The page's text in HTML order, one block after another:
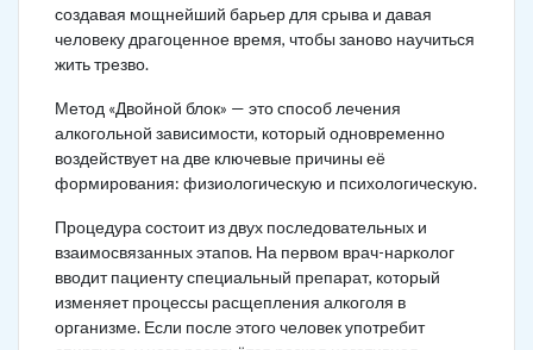
создавая мощнейший барьер для срыва и давая
человеку драгоценное время, чтобы заново научиться
жить трезво.
Метод «Двойной блок» — это способ лечения
алкогольной зависимости, который одновременно
воздействует на две ключевые причины её
формирования: физиологическую и психологическую.
Процедура состоит из двух последовательных и
взаимосвязанных этапов. На первом врач-нарколог
вводит пациенту специальный препарат, который
изменяет процессы расщепления алкоголя в
организме. Если после этого человек употребит